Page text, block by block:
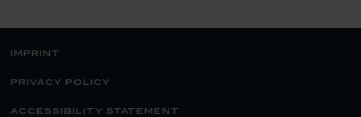
imprint
privacy policy
accessibility statement